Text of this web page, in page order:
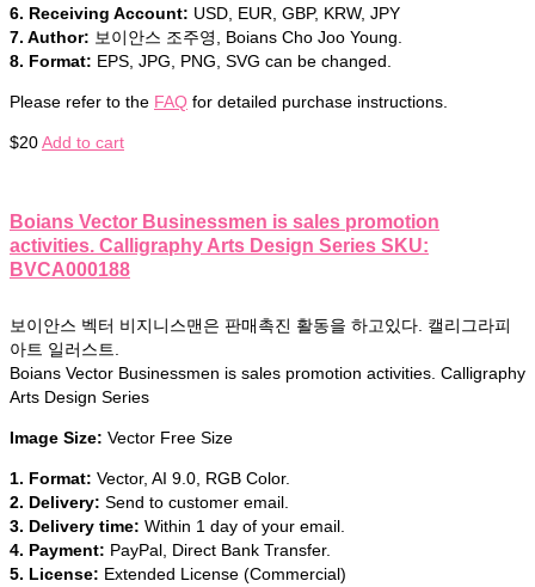
6. Receiving Account: USD, EUR, GBP, KRW, JPY
7. Author: 보이안스 조주영, Boians Cho Joo Young.
8. Format: EPS, JPG, PNG, SVG can be changed.
Please refer to the FAQ for detailed purchase instructions.
$20Add to cart
Boians Vector Businessmen is sales promotion
activities. Calligraphy Arts Design Series SKU:
BVCA000188
보이안스 벡터 비지니스맨은 판매촉진 활동을 하고있다. 캘리그라피
아트 일러스트.
Boians Vector Businessmen is sales promotion activities. Calligraphy
Arts Design Series
Image Size: Vector Free Size
1. Format: Vector, AI 9.0, RGB Color.
2. Delivery: Send to customer email.
3. Delivery time: Within 1 day of your email.
4. Payment: PayPal, Direct Bank Transfer.
5. License: Extended License (Commercial)